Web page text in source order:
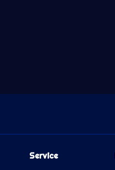
Service